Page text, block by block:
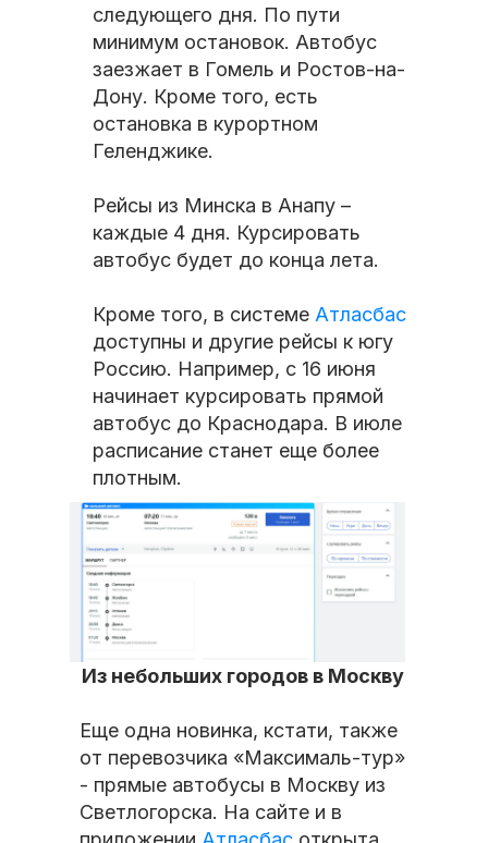
следующего дня. По пути
минимум остановок. Автобус
заезжает в Гомель и Ростов-на-
Дону. Кроме того, есть
остановка в курортном
Геленджике.
Рейсы из Минска в Анапу –
каждые 4 дня. Курсировать
автобус будет до конца лета.
Кроме того, в системе Атласбас
доступны и другие рейсы к югу
Россию. Например, с 16 июня
начинает курсировать прямой
автобус до Краснодара. В июле
расписание станет еще более
плотным.
Из небольших городов в Москву
Еще одна новинка, кстати, также
от перевозчика «Максималь-тур»
- прямые автобусы в Москву из
Светлогорска. На сайте и в